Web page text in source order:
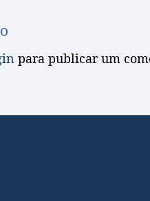
para publicar um